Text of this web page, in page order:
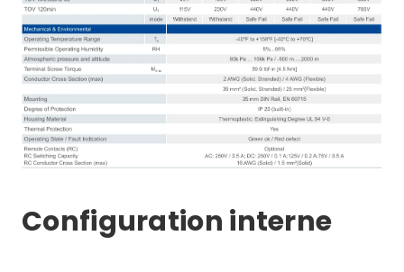
Configuration interne